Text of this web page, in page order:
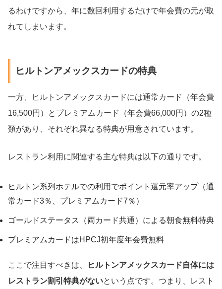
るわけですから、年に数回利用するだけで年会費の元が取
れてしまいます。
ヒルトンアメックスカードの特典
一方、ヒルトンアメックスカードには通常カード（年会費
16,500円）とプレミアムカード（年会費66,000円）の2種
類があり、それぞれ異なる特典が用意されています。
レストラン利用に関連する主な特典は以下の通りです。
ヒルトン系列ホテルでの利用でポイント還元率アップ（通
常カード3％、プレミアムカード7％）
ゴールドステータス（両カード共通）による朝食無料特典
プレミアムカードはHPCJ初年度年会費無料
ここで注目すべきは、
ヒルトンアメックスカード自体には
レストラン割引特典がないという点です。つまり、レスト